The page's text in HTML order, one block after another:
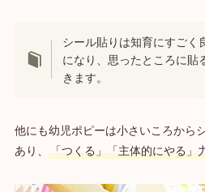
シール貼りは知育にすごく
になり、思ったところに貼
きます。
他にも幼児ポピーは小さいころから
あり、
「つくる」「主体的にやる」